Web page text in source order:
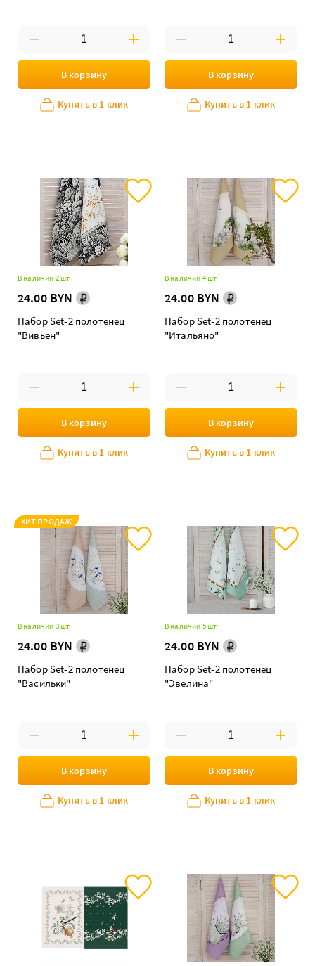
В корзину
Купить в 1 клик
В корзину
Купить в 1 клик
В наличии 2 шт
24.00 BYN
Набор Set-2 полотенец
"Вивьен"
В корзину
Купить в 1 клик
В наличии 4 шт
24.00 BYN
Набор Set-2 полотенец
"Итальяно"
В корзину
Купить в 1 клик
ХИТ ПРОДАЖ
В наличии 3 шт
24.00 BYN
Набор Set-2 полотенец
"Васильки"
В корзину
Купить в 1 клик
В наличии 5 шт
24.00 BYN
Набор Set-2 полотенец
"Эвелина"
В корзину
Купить в 1 клик